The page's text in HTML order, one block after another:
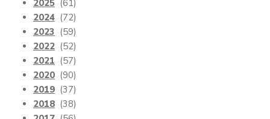
2025 (61)
2024 (72)
2023 (59)
2022 (52)
2021 (57)
2020 (90)
2019 (37)
2018 (38)